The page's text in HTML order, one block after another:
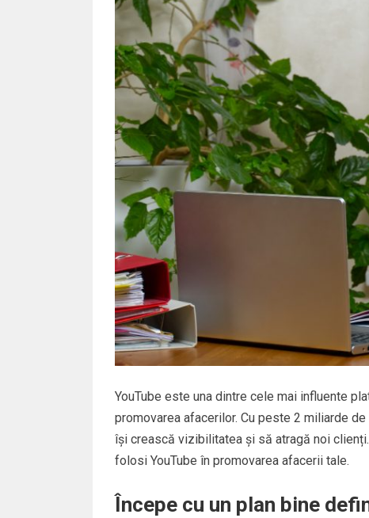
YouTube este una dintre cele mai influente
promovarea afacerilor. Cu peste 2 miliarde
își crească vizibilitatea și să atragă noi
folosi YouTube în promovarea afacerii tale.
Începe cu un plan bine